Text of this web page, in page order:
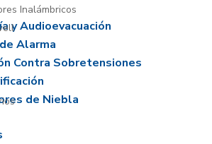
Inalámbricos
y Audioevacuación
Alarma
Contra Sobretensiones
de Niebla